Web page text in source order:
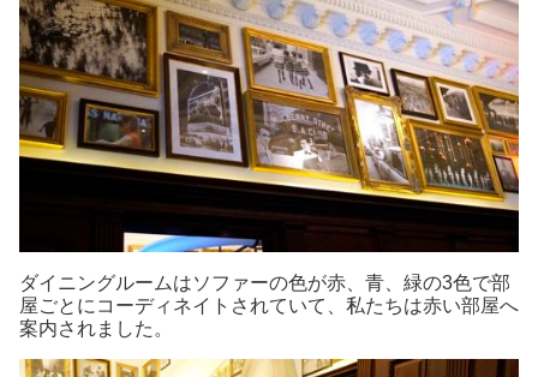
ダイニングルームはソファーの色が赤、青、緑の3色で部
屋ごとにコーディネイトされていて、私たちは赤い部屋へ
案内されました。